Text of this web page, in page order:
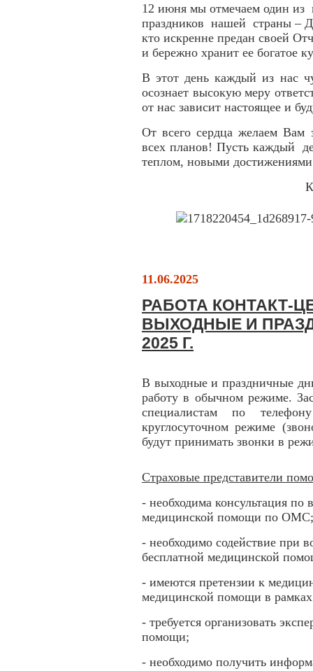
12 июня мы отмечаем один
праздников нашей страны –
кто искренне предан своей
и бережно хранит ее богатое
В этот день каждый из нас
осознает высокую меру
от нас зависит настоящее и
От всего сердца желаем Вам
всех планов! Пусть каждый
теплом, новыми
11.06.2025
РАБОТА КОНТАКТ-
ВЫХОДНЫЕ И
2025 Г.
В выходные и праздничные
работу в обычном режиме.
специалистам по
круглосуточном режиме
будут принимать звонки в
Страховые представители
- необходима консультация по
медицинской помощи по ОМС;
- необходимо содействие при
бесплатной медицинской
- имеются претензии к
медицинской помощи в
- требуется организовать
помощи;
- необходимо получить